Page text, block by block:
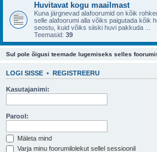
Huvitavat kogu maailmast
Kuna järgnevad alafoorumid on kõik
selle alafoorumi alla võiks paigutada kõik
seostu, kuid võiks siiski huvi pakkuda ...
Teemasid: 39
Sul pole õigusi teemade lugemiseks selles
LOGI SISSE • REGISTREERU
Kasutajanimi:
Parool:
Mäleta mind
Varja minu foorumilolekut sellel sessioonil